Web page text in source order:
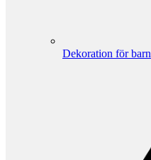
Dekoration för barn